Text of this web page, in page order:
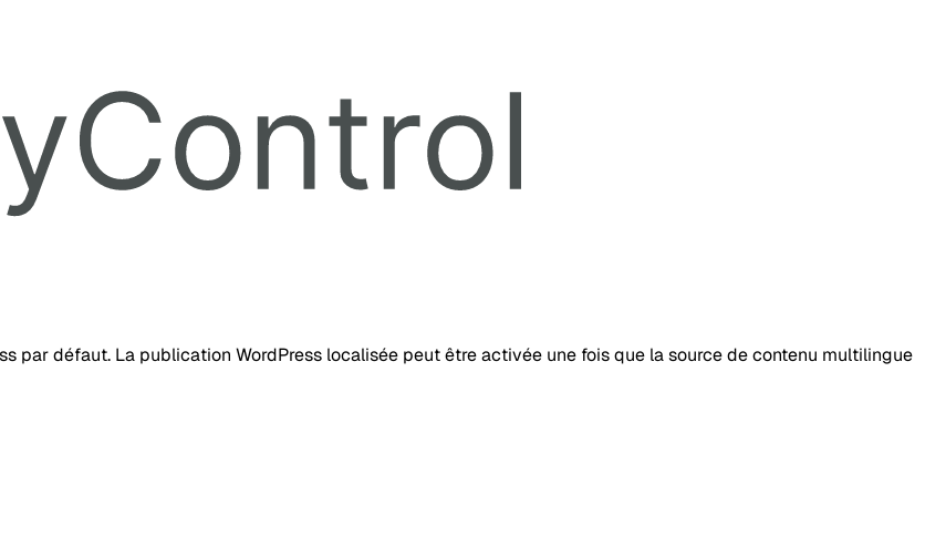
par défaut. La publication WordPress localisée peut être activée une fois que la source de contenu multilingue